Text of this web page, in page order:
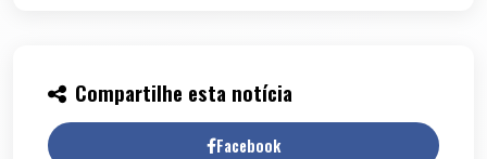
Compartilhe esta notícia
Facebook